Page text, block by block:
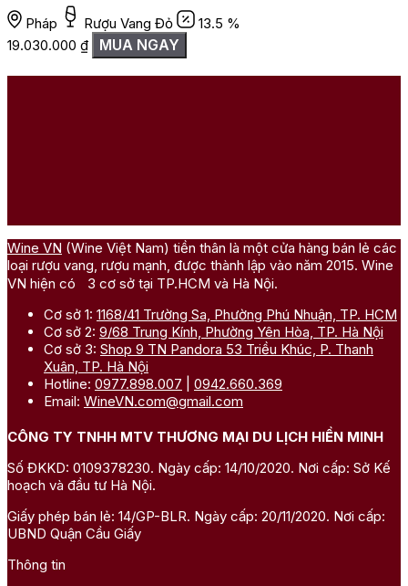
Pháp Rượu Vang Đỏ
13.5 %
19.030.000 ₫ MUA NGAY
Wine VN (Wine Việt Nam) tiền thân là một cửa hàng bán lẻ các
loại rượu vang, rượu mạnh, được thành lập vào năm 2015. Wine
VN hiện có 3 cơ sở tại TP.HCM và Hà Nội.
Cơ sở 1: 1168/41 Trường Sa, Phường Phú Nhuận, TP. HCM
Cơ sở 2: 9/68 Trung Kính, Phường Yên Hòa, TP. Hà Nội
Cơ sở 3: Shop 9 TN Pandora 53 Triều Khúc, P. Thanh
Xuân, TP. Hà Nội
Hotline: 0977.898.007
0942.660.369
Email: WineVN.com@gmail.com
CÔNG TY TNHH MTV THƯƠNG MẠI DU LỊCH HIỀN MINH
Số ĐKKD: 0109378230. Ngày cấp: 14/10/2020. Nơi cấp: Sở Kế
hoạch và đầu tư Hà Nội.
Giấy phép bán lẻ: 14/GP-BLR. Ngày cấp: 20/11/2020. Nơi cấp:
UBND Quận Cầu Giấy
Thông tin